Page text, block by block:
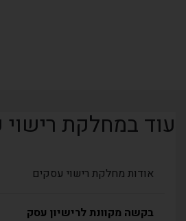
עוד במחלקת
אודות מחלקת רישוי עסקים
בקשה מקוונת לרישיון עסק